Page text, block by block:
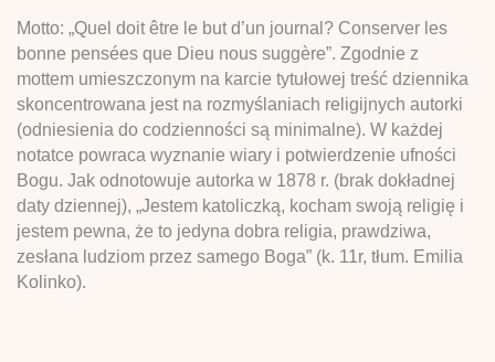
Motto: „Quel doit être le but d’un journal? Conserver les
bonne pensées que Dieu nous suggère”. Zgodnie z
mottem umieszczonym na karcie tytułowej treść dziennika
skoncentrowana jest na rozmyślaniach religijnych autorki
(odniesienia do codzienności są minimalne). W każdej
notatce powraca wyznanie wiary i potwierdzenie ufności
Bogu. Jak odnotowuje autorka w 1878 r. (brak dokładnej
daty dziennej), „Jestem katoliczką, kocham swoją religię i
jestem pewna, że to jedyna dobra religia, prawdziwa,
zesłana ludziom przez samego Boga” (k. 11r, tłum. Emilia
Kolinko).